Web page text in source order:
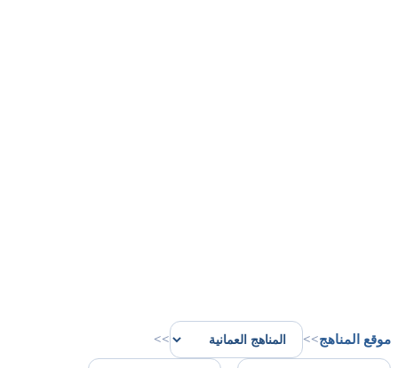
موقع المناهج>>
>>